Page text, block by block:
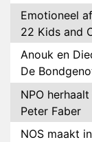
Emotioneel
22 Kids and
Anouk en
De
NPO
Peter Faber
NOS maakt